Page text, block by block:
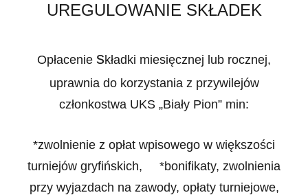
UREGULOWANIE SKŁADEK
Opłacenie składki miesięcznej lub rocznej,
uprawnia do korzystania z przywilejów
członkostwa UKS „Biały Pion” min:
*zwolnienie z opłat wpisowego w większości
turniejów gryfińskich, *bonifikaty, zwolnienia
przy wyjazdach na zawody, opłaty turniejowe,